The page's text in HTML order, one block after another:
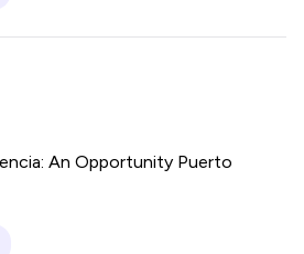
An Opportunity Puerto